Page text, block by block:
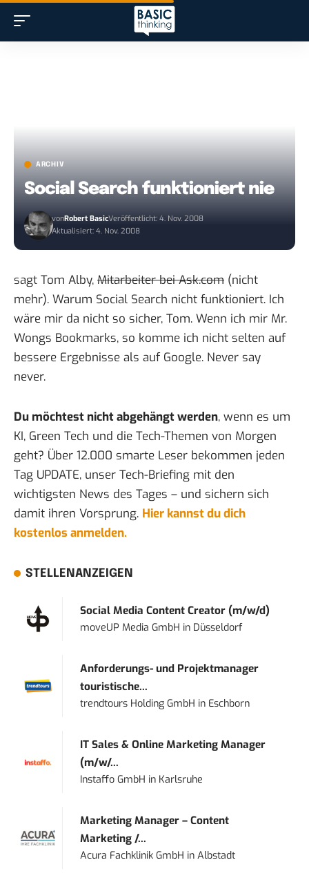
ARCHIV
Social Search funktioniert nie
vonRobert BasicVeröffentlicht: 4. Nov. 2008
Aktualisiert: 4. Nov. 2008
sagt Tom Alby, Mitarbeiter bei Ask.com (nicht
mehr). Warum Social Search nicht funktioniert. Ich
wäre mir da nicht so sicher, Tom. Wenn ich mir Mr.
Wongs Bookmarks, so komme ich nicht selten auf
bessere Ergebnisse als auf Google. Never say
never.
Du möchtest nicht abgehängt werden, wenn es um
KI, Green Tech und die Tech-Themen von Morgen
geht? Über 12.000 smarte Leser bekommen jeden
Tag UPDATE, unser Tech-Briefing mit den
wichtigsten News des Tages – und sichern sich
damit ihren Vorsprung. Hier kannst du dich
kostenlos anmelden.
STELLENANZEIGEN
Social Media Content Creator (m/w/d)
moveUP Media GmbH in Düsseldorf
Anforderungs- und Projektmanager
touristische...
trendtours Holding GmbH in Eschborn
IT Sales & Online Marketing Manager
(m/w/...
Instaffo GmbH in Karlsruhe
Marketing Manager – Content
Marketing /...
Acura Fachklinik GmbH inAlbstadt